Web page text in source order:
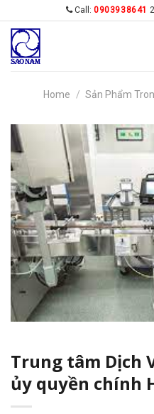
content
Call: 0903938641
Home / Sản Phẩm
Trung tâm Dịch
ủy quyền chính